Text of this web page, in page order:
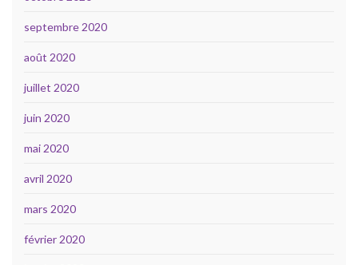
septembre 2020
août 2020
juillet 2020
juin 2020
mai 2020
avril 2020
mars 2020
février 2020